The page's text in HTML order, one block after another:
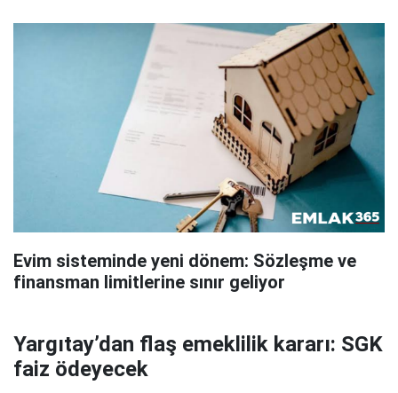
Evim sisteminde yeni dönem: Sözleşme ve
finansman limitlerine sınır geliyor
Yargıtay’dan flaş emeklilik kararı: SGK
faiz ödeyecek